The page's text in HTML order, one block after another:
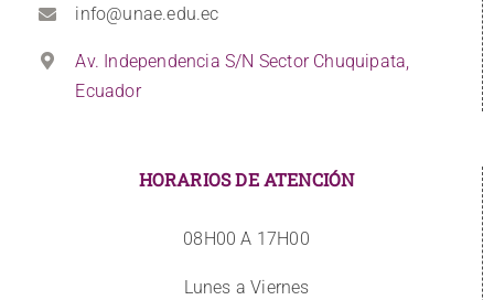
info@unae.edu.ec
Av. Independencia S/N Sector Chuquipata,
Ecuador
HORARIOS DE ATENCIÓN
08H00 A 17H00
Lunes a Viernes